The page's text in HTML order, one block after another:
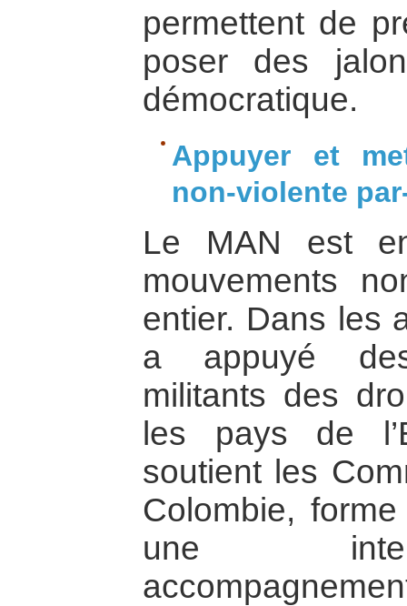
permettent de
poser des
démocratique.
Appuyer et
non-violente
Le MAN est
mouvements
entier. Dans les
a appuyé
militants des
les pays de
soutient les
Colombie,
une